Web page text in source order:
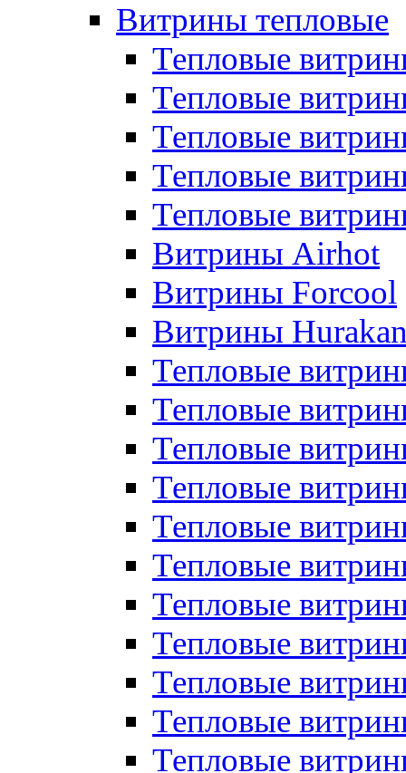
Витрины тепловые
Тепловые
Тепловые
Тепловые
Тепловые
Тепловые
Витрины Airhot
Витрины Forcool
Витрины
Тепловые
Тепловые
Тепловые
Тепловые
Тепловые
Тепловые
Тепловые
Тепловые
Тепловые
Тепловые
Тепловые